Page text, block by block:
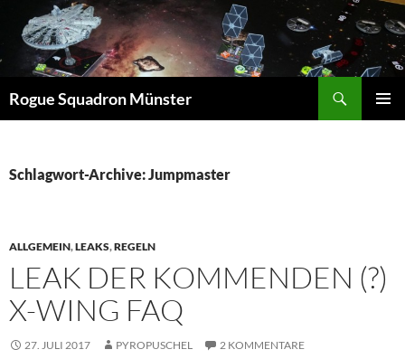
Rogue Squadron Münster
Schlagwort-Archive: Jumpmaster
ALLGEMEIN,LEAKS,REGELN
LEAK DER KOMMENDEN (?)
X-WING FAQ
27. JULI 2017 PYROPUSCHEL 2 KOMMENTARE